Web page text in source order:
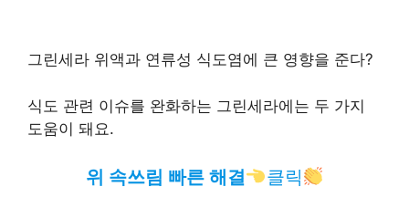
그린세라 위액과 연류성 식도염에 큰 영향을 준다?
식도 관련 이슈를 완화하는 그린세라에는 두 가지
도움이 돼요.
위 속쓰림 빠른 해결 클릭